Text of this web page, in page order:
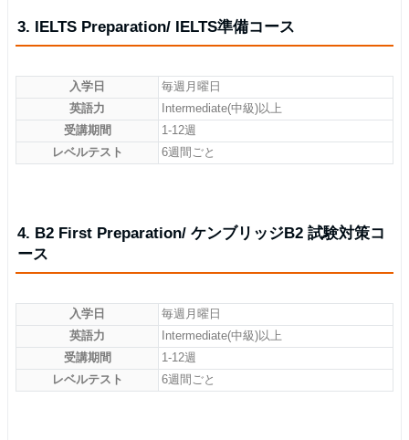
3. IELTS Preparation/ IELTS準備コース
入学日
毎週月曜日
英語力
Intermediate(中級)以上
受講期間
1-12週
レベルテスト
6週間ごと
4. B2 First Preparation/ ケンブリッジB2 試験対策コ
ース
入学日
毎週月曜日
英語力
Intermediate(中級)以上
受講期間
1-12週
レベルテスト
6週間ごと